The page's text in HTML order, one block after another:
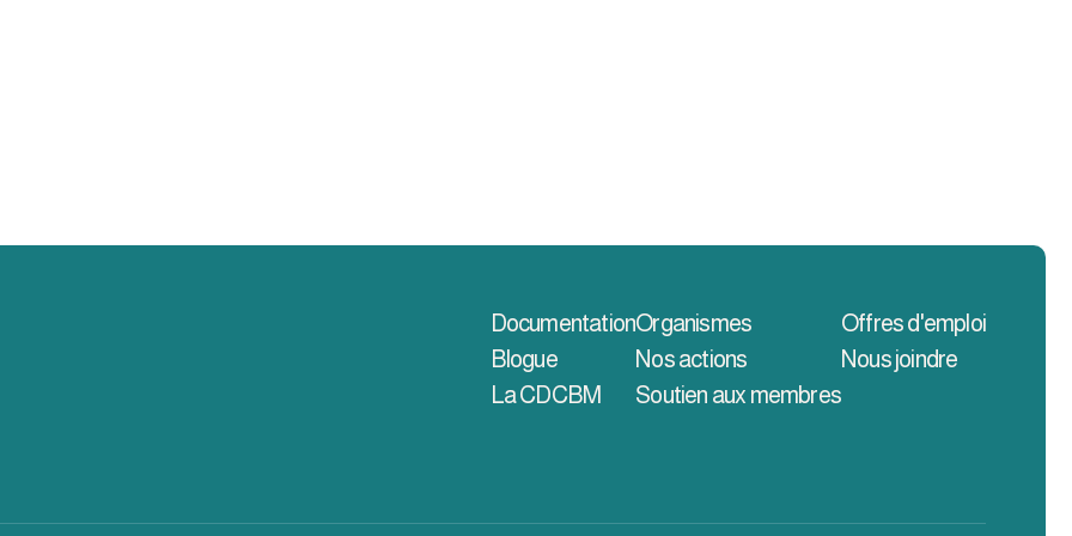
Documentation
Blogue
La CDCBM
Organismes
Nos actions
Soutien aux membres
Offres d'emploi
Nous joindre